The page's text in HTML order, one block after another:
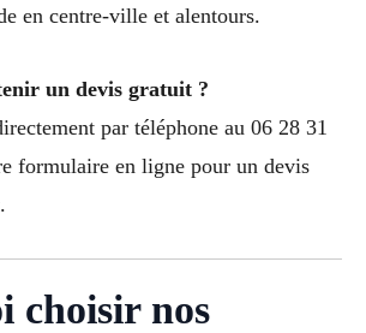
en centre-ville et alentours.
un devis gratuit ?
par téléphone au 06 28 31
formulaire en ligne pour un devis
choisir nos